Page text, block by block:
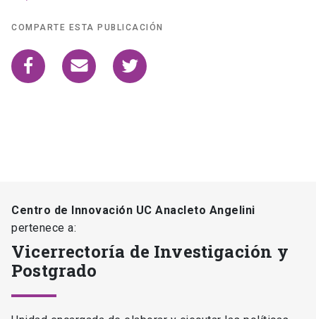
COMPARTE ESTA PUBLICACIÓN
Centro de Innovación UC Anacleto Angelini
pertenece a:
Vicerrectoría de Investigación y
Postgrado